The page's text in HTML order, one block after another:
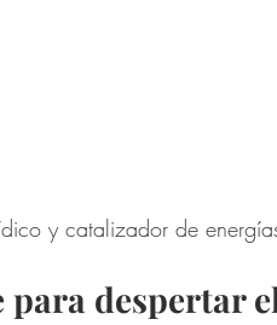
y catalizador de
para despertar